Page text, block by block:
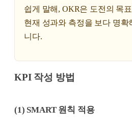
쉽게 말해, OKR은 도전의 목
현재 성과와 측정을 보다 명
니다.
KPI 작성 방법
(1) SMART 원칙 적용